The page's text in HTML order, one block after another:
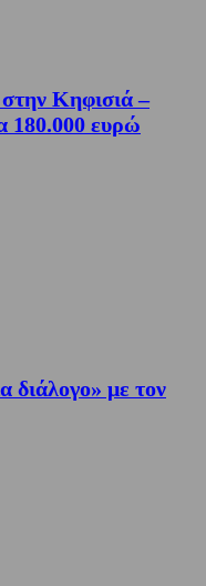
στην Κηφισιά –
180.000 ευρώ
διάλογο» με τον